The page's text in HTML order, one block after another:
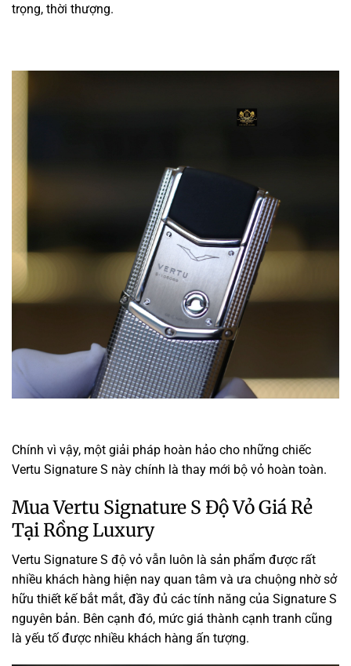
trọng, thời thượng.
Chính vì vậy, một giải pháp hoàn hảo cho những chiếc
Vertu Signature S này chính là thay mới bộ vỏ hoàn toàn.
Mua Vertu Signature S Độ Vỏ Giá Rẻ
Tại Rồng Luxury
Vertu Signature S độ vỏ vẫn luôn là sản phẩm được rất
nhiều khách hàng hiện nay quan tâm và ưa chuộng nhờ sở
hữu thiết kế bắt mắt, đầy đủ các tính năng của Signature S
nguyên bản. Bên cạnh đó, mức giá thành cạnh tranh cũng
là yếu tố được nhiều khách hàng ấn tượng.